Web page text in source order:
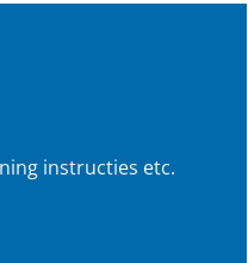
instructies etc.